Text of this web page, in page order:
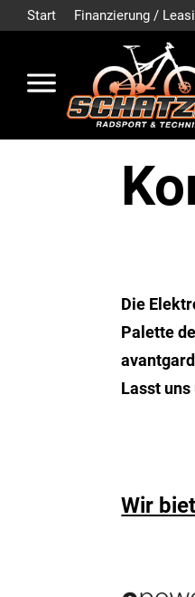
Start Finanzierung /
Die
Palette
Lasst
Wir